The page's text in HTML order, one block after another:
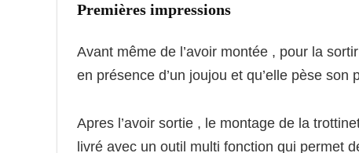
Premières impressions
Avant même de l’avoir montée , pour la
en présence d’un joujou et qu’elle pèse son
Apres l’avoir sortie , le montage de la
livré avec un outil multi fonction qui permet